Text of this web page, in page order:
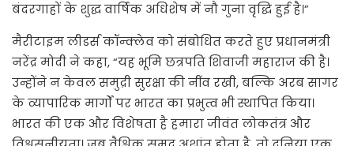
बंदरगाहों के शुद्ध वार्षिक अधिशेष में नौ गुना वृद्धि हुई है।”
मैरीटाइम लीडर्स कॉन्क्लेव को संबोधित करते हुए प्रधानमंत्री
नरेंद्र मोदी ने कहा, “यह भूमि छत्रपति शिवाजी महाराज की है।
उन्होंने न केवल समुद्री सुरक्षा की नींव रखी, बल्कि अरब सागर
के व्यापारिक मार्गों पर भारत का प्रभुत्व भी स्थापित किया।
भारत की एक और विशेषता है हमारा जीवंत लोकतंत्र और